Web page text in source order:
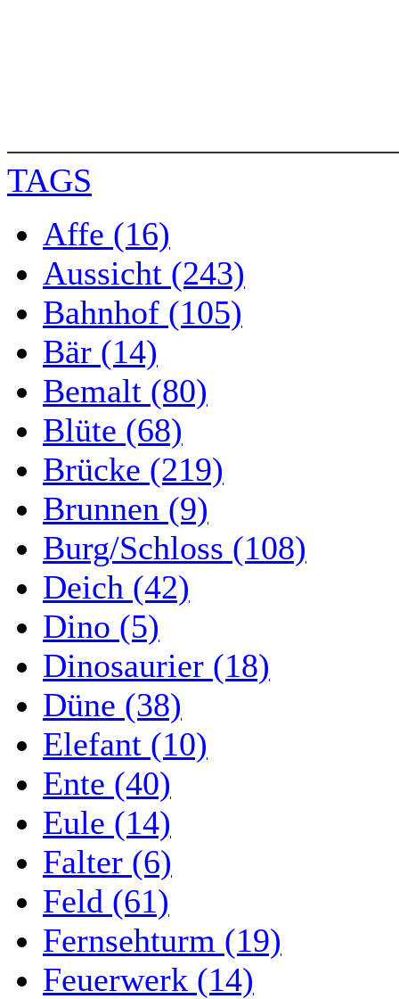
TAGS
Affe (16)
Aussicht (243)
Bahnhof (105)
Bär (14)
Bemalt (80)
Blüte (68)
Brücke (219)
Brunnen (9)
Burg/Schloss (108)
Deich (42)
Dino (5)
Dinosaurier (18)
Düne (38)
Elefant (10)
Ente (40)
Eule (14)
Falter (6)
Feld (61)
Fernsehturm (19)
Feuerwerk (14)